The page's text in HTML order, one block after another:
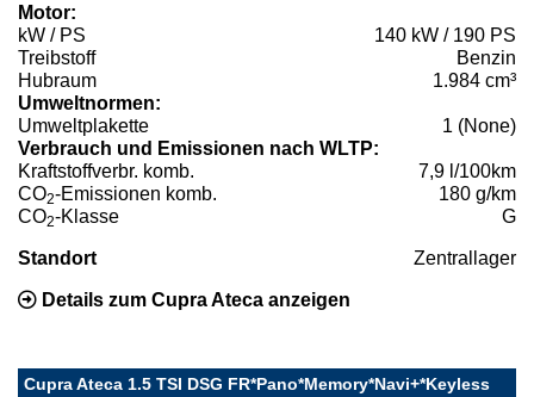
Motor:
kW / PS
140 kW / 190 PS
Treibstoff
Benzin
Hubraum
1.984 cm³
Umweltnormen:
Umweltplakette
1 (None)
Verbrauch und Emissionen nach WLTP:
Kraftstoffverbr. komb.
7,9 l/100km
CO2-Emissionen komb.
180 g/km
CO2-Klasse G
Standort Zentrallager
Details zum Cupra Ateca anzeigen
Cupra Ateca 1.5 TSI DSG FR*Pano*Memory*Navi+*Keyless